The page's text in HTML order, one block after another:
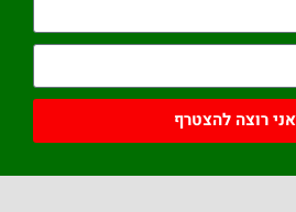
רוצה להצטרף